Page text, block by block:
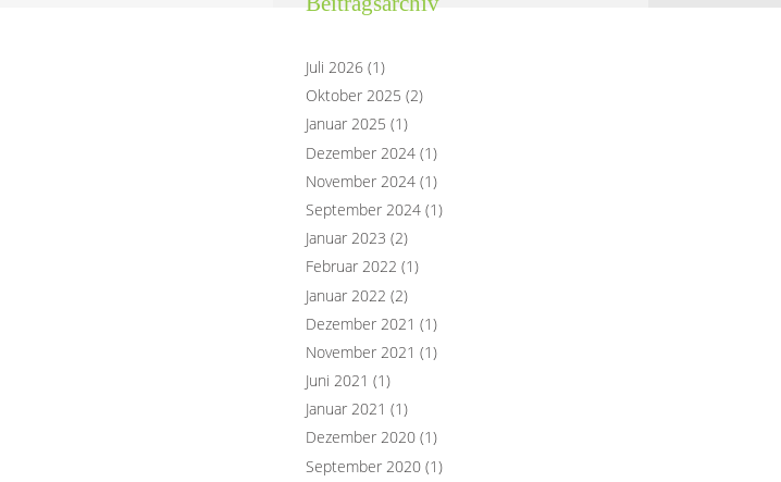
Juli 2026 (1)
Oktober 2025 (2)
Januar 2025 (1)
Dezember 2024 (1)
November 2024 (1)
September 2024 (1)
Januar 2023 (2)
Februar 2022 (1)
Januar 2022 (2)
Dezember 2021 (1)
November 2021 (1)
Juni 2021 (1)
Januar 2021 (1)
Dezember 2020 (1)
September 2020 (1)